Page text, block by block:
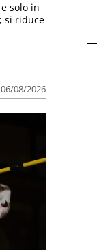
08/2026
solo in
si riduce